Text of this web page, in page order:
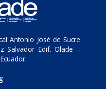
Antonio José de Sucre
Salvador Edif. Olade –